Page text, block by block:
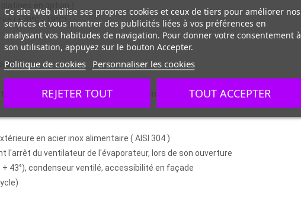
en option )
(+70°C - 18°C)
90 °)
fermée, 100% étanche), avec fonctions HACCP, programmable à souhait
en acier inox alimentaire ( AISI 304 )
du ventilateur de l'évaporateur, lors de son ouverture
43°), condenseur ventilé, accessibilité en façade
Ce site Web utilise ses propres cookies et ceux de tiers pour améliorer nos
services et vous montrer des publicités liées à vos préférences en
analysant vos habitudes de navigation. Pour donner votre consentement à
son utilisation, appuyez sur le bouton Accepter.
Politique de cookies Personnaliser les cookies
REJETER TOUT TOUT ACCEPTER